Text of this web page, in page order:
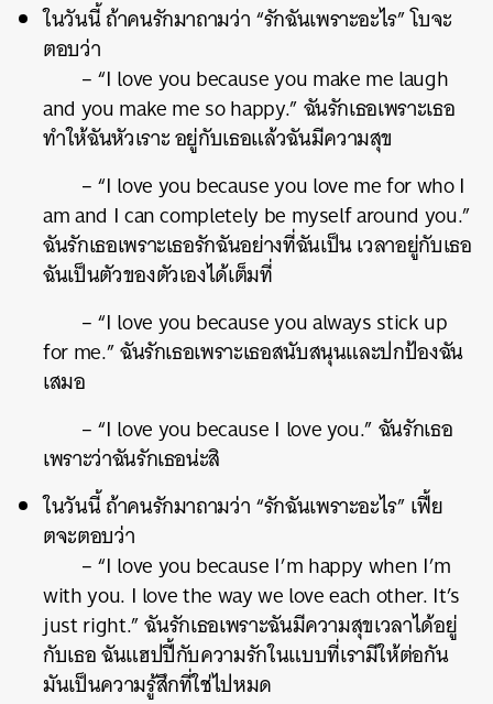
ในวันนี้ ถ้าคนรักมาถามว่า “รักฉันเพราะอะไร” โบจะ
ตอบว่า
– “I love you because you make me laugh
and you make me so happy.” ฉันรักเธอเพราะเธอ
ทำให้ฉันหัวเราะ อยู่กับเธอแล้วฉันมีความสุข
– “I love you because you love me for who I
am and I can completely be myself around you.”
ฉันรักเธอเพราะเธอรักฉันอย่างที่ฉันเป็น เวลาอยู่กับเธอ
ฉันเป็นตัวของตัวเองได้เต็มที่
– “I love you because you always stick up
for me.” ฉันรักเธอเพราะเธอสนับสนุนและปกป้องฉัน
เสมอ
– “I love you because I love you.” ฉันรักเธอ
เพราะว่าฉันรักเธอน่ะสิ
ในวันนี้ ถ้าคนรักมาถามว่า “รักฉันเพราะอะไร” เฟี้ย
ตจะตอบว่า
– “I love you because I’m happy when I’m
with you. I love the way we love each other. It’s
just right.” ฉันรักเธอเพราะฉันมีความสุขเวลาได้อยู่
กับเธอ ฉันแฮปปี้กับความรักในแบบที่เรามีให้ต่อกัน
มันเป็นความรู้สึกที่ใช่ไปหมด